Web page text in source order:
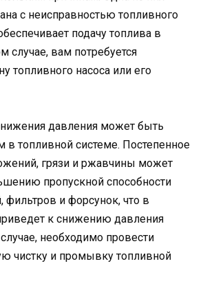
с неисправностью топливного
подачу топлива в
случае, вам потребуется
топливного насоса или его
давления может быть
в топливной системе. Постепенное
грязи и ржавчины может
пропускной способности
фильтров и форсунок, что в
к снижению давления
необходимо провести
чистку и промывку топливной